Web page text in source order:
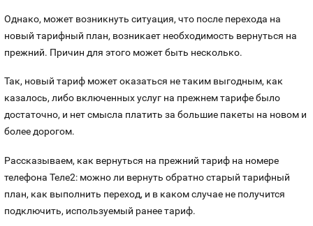
Тарифы
Номера
Тарифы
Продать номер
Оплата и доставка
Однако, может возникнуть ситуация, что после перехода на
новый тарифный план, возникает необходимость вернуться на
прежний. Причин для этого может быть несколько.
Так, новый тариф может оказаться не таким выгодным, как
казалось, либо включенных услуг на прежнем тарифе было
достаточно, и нет смысла платить за большие пакеты на новом и
более дорогом.
Рассказываем, как вернуться на прежний тариф на номере
телефона Теле2: можно ли вернуть обратно старый тарифный
план, как выполнить переход, и в каком случае не получится
подключить, используемый ранее тариф.